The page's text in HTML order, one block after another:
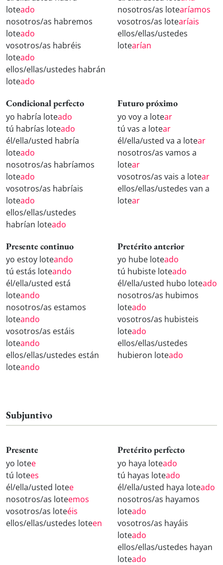
loteado
nosotros/as habremos
loteado
vosotros/as habréis
loteado
ellos/ellas/ustedes habrán
loteado
nosotros/as lotearíamos
vosotros/as lotearíais
ellos/ellas/ustedes
lotearían
Condicional perfecto
yo habría loteado
tú habrías loteado
él/ella/usted habría
loteado
nosotros/as habríamos
loteado
vosotros/as habríais
loteado
ellos/ellas/ustedes
habrían loteado
Futuro próximo
yo voy a lotear
tú vas a lotear
él/ella/usted va a lotear
nosotros/as vamos a
lotear
vosotros/as vais a lotear
ellos/ellas/ustedes van a
lotear
Presente continuo
yo estoy loteando
tú estás loteando
él/ella/usted está
loteando
nosotros/as estamos
loteando
vosotros/as estáis
loteando
ellos/ellas/ustedes están
loteando
Pretérito anterior
yo hube loteado
tú hubiste loteado
él/ella/usted hubo loteado
nosotros/as hubimos
loteado
vosotros/as hubisteis
loteado
ellos/ellas/ustedes
hubieron loteado
Subjuntivo
Presente
yo lotee
tú lotees
él/ella/usted lotee
nosotros/as loteemos
vosotros/as loteéis
ellos/ellas/ustedes loteen
Pretérito perfecto
yo haya loteado
tú hayas loteado
él/ella/usted haya loteado
nosotros/as hayamos
loteado
vosotros/as hayáis
loteado
ellos/ellas/ustedes hayan
loteado